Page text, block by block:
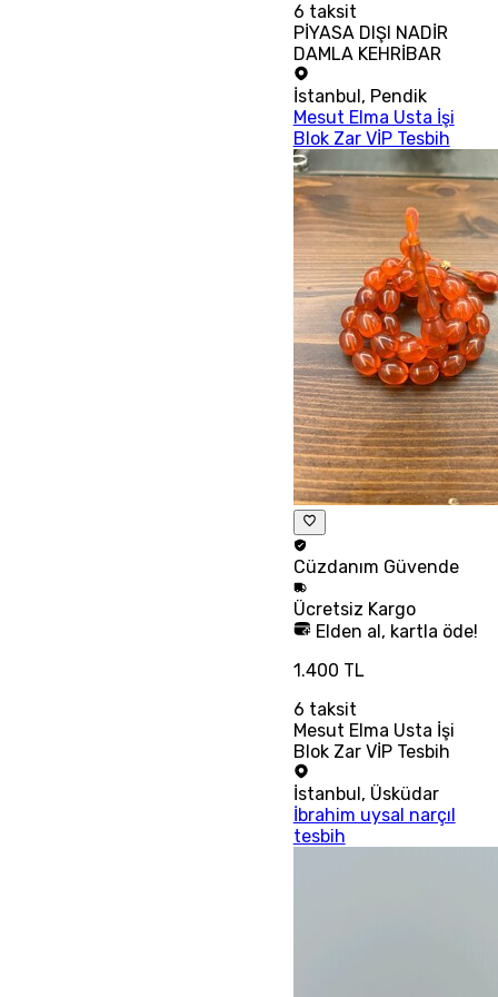
6 taksit
PİYASA DIŞI NADİR
DAMLA KEHRİBAR
İstanbul , Pendik
Mesut Elma Usta İşi
Blok Zar VİP Tesbih
Cüzdanım Güvende
Ücretsiz Kargo
Elden al, kartla öde!
1.400 TL
6 taksit
Mesut Elma Usta İşi
Blok Zar VİP Tesbih
İstanbul, Üsküdar
İbrahim uysal narçıl
tesbih